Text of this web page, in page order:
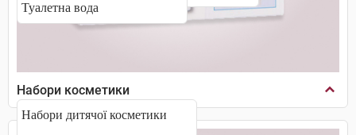
Туалетна вода
Набори косметики
Набори дитячої косметики